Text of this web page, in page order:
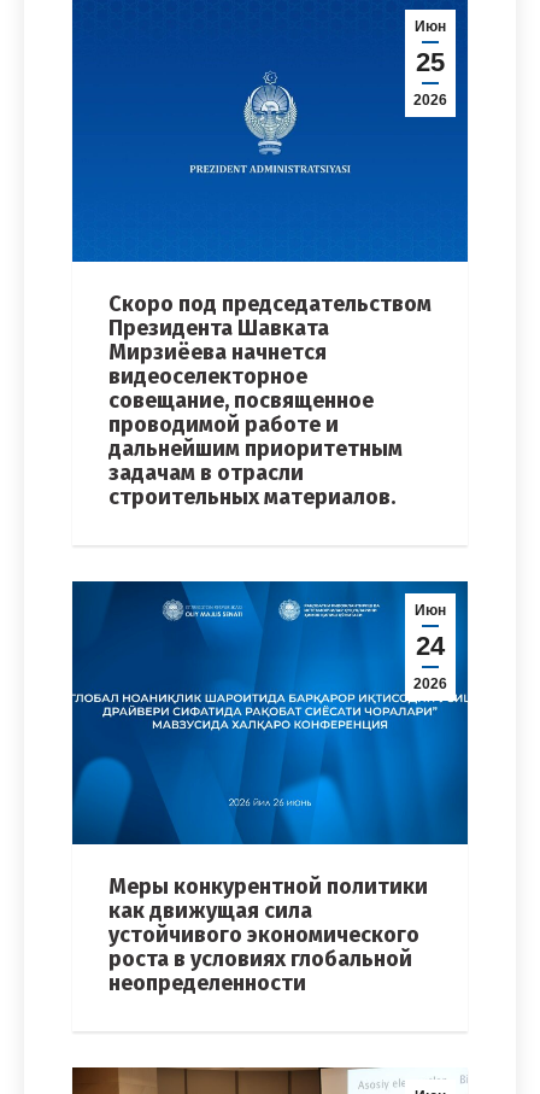
Июн
25
2026
Скоро под председательством
Президента Шавката
Мирзиёева начнется
видеоселекторное
совещание, посвященное
проводимой работе и
дальнейшим приоритетным
задачам в отрасли
строительных материалов.
Июн
24
2026
Меры конкурентной политики
как движущая сила
устойчивого экономического
роста в условиях глобальной
неопределенности